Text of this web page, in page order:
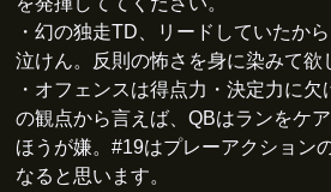
・幻の独走TD、リードしていたか
泣けん。反則の怖さを身に染みて欲
・オフェンスは得点力・決定力に
の観点から言えば、QBはランをケ
ほうが嫌。#19はプレーアクション
なると思います。